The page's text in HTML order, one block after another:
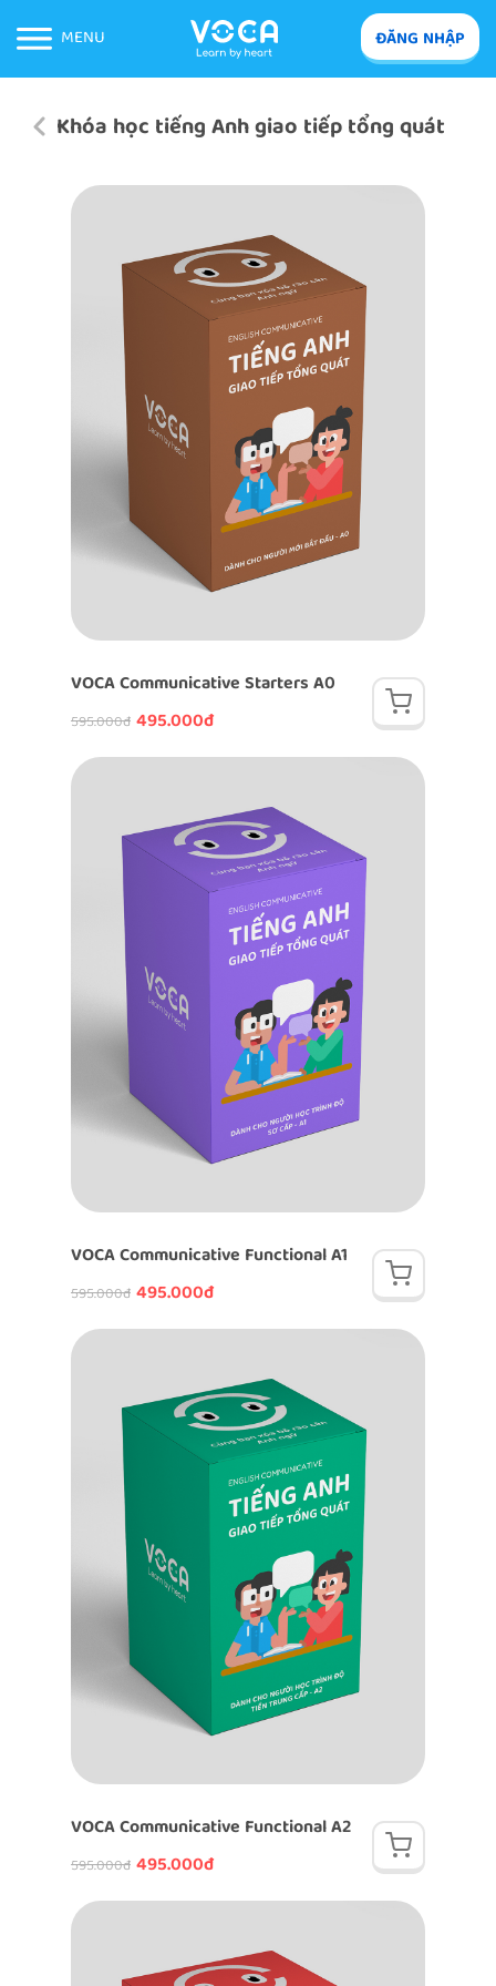
MENU ĐĂNG NHẬP
Khóa học tiếng Anh giao tiếp tổng quát
VOCA Communicative Starters A0
595.000đ 495.000đ
VOCA Communicative Functional A1
595.000đ 495.000đ
VOCA Communicative Functional A2
595.000đ 495.000đ